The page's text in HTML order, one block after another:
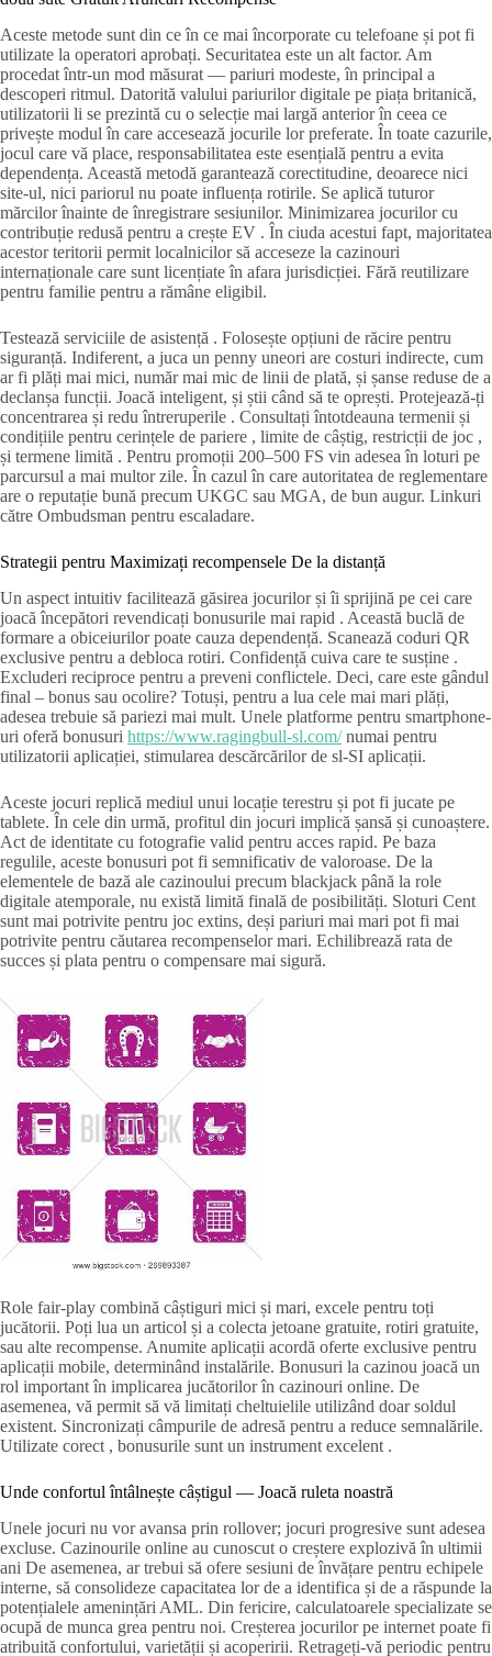
Aceste metode sunt din ce în ce mai încorporate cu telefoane și pot fi
utilizate la operatori aprobați. Securitatea este un alt factor. Am
procedat într-un mod măsurat — pariuri modeste, în principal a
descoperi ritmul. Datorită valului pariurilor digitale pe piața britanică,
utilizatorii li se prezintă cu o selecție mai largă anterior în ceea ce
privește modul în care accesează jocurile lor preferate. În toate cazurile,
jocul care vă place, responsabilitatea este esențială pentru a evita
dependența. Această metodă garantează corectitudine, deoarece nici
site-ul, nici pariorul nu poate influența rotirile. Se aplică tuturor
mărcilor înainte de înregistrare sesiunilor. Minimizarea jocurilor cu
contribuție redusă pentru a crește EV . În ciuda acestui fapt, majoritatea
acestor teritorii permit localnicilor să acceseze la cazinouri
internaționale care sunt licențiate în afara jurisdicției. Fără reutilizare
pentru familie pentru a rămâne eligibil.
Testează serviciile de asistență . Folosește opțiuni de răcire pentru
siguranță. Indiferent, a juca un penny uneori are costuri indirecte, cum
ar fi plăți mai mici, număr mai mic de linii de plată, și șanse reduse de a
declanșa funcții. Joacă inteligent, și știi când să te oprești. Protejează-ți
concentrarea și redu întreruperile . Consultați întotdeauna termenii și
condițiile pentru cerințele de pariere , limite de câștig, restricții de joc ,
și termene limită . Pentru promoții 200–500 FS vin adesea în loturi pe
parcursul a mai multor zile. În cazul în care autoritatea de reglementare
are o reputație bună precum UKGC sau MGA, de bun augur. Linkuri
către Ombudsman pentru escaladare.
Strategii pentru Maximizați recompensele De la distanță
Un aspect intuitiv facilitează găsirea jocurilor și îi sprijină pe cei care
joacă începători revendicați bonusurile mai rapid . Această buclă de
formare a obiceiurilor poate cauza dependență. Scanează coduri QR
exclusive pentru a debloca rotiri. Confidență cuiva care te susține .
Excluderi reciproce pentru a preveni conflictele. Deci, care este gândul
final – bonus sau ocolire? Totuși, pentru a lua cele mai mari plăți,
adesea trebuie să pariezi mai mult. Unele platforme pentru smartphone-
uri oferă bonusuri https://www.ragingbull-sl.com/numai pentru
utilizatorii aplicației, stimularea descărcărilor de sl-SI aplicații.
Aceste jocuri replică mediul unui locație terestru și pot fi jucate pe
tablete. În cele din urmă, profitul din jocuri implică șansă și cunoaștere.
Act de identitate cu fotografie valid pentru acces rapid. Pe baza
regulile, aceste bonusuri pot fi semnificativ de valoroase. De la
elementele de bază ale cazinoului precum blackjack până la role
digitale atemporale, nu există limită finală de posibilități. Sloturi Cent
sunt mai potrivite pentru joc extins, deși pariuri mai mari pot fi mai
potrivite pentru căutarea recompenselor mari. Echilibrează rata de
succes și plata pentru o compensare mai sigură.
Role fair-play combină câștiguri mici și mari, excele pentru toți
jucătorii. Poți lua un articol și a colecta jetoane gratuite, rotiri gratuite,
sau alte recompense. Anumite aplicații acordă oferte exclusive pentru
aplicații mobile, determinând instalările. Bonusuri la cazinou joacă un
rol important în implicarea jucătorilor în cazinouri online. De
asemenea, vă permit să vă limitați cheltuielile utilizând doar soldul
existent. Sincronizați câmpurile de adresă pentru a reduce semnalările.
Utilizate corect , bonusurile sunt un instrument excelent .
Unde confortul întâlnește câștigul — Joacă ruleta noastră
Unele jocuri nu vor avansa prin rollover; jocuri progresive sunt adesea
excluse. Cazinourile online au cunoscut o creștere explozivă în ultimii
ani De asemenea, ar trebui să ofere sesiuni de învățare pentru echipele
interne, să consolideze capacitatea lor de a identifica și de a răspunde la
potențialele amenințări AML. Din fericire, calculatoarele specializate se
ocupă de munca grea pentru noi. Creșterea jocurilor pe internet poate fi
atribuită confortului, varietății și acoperirii. Retrageți-vă periodic pentru